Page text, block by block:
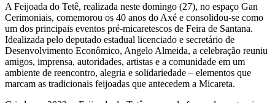
A Feijoada do Tetê, realizada neste domingo (27), no espaço Gan
Cerimoniais, comemorou os 40 anos do Axé e consolidou-se como
um dos principais eventos pré-micaretescos de Feira de Santana.
Idealizada pelo deputado estadual licenciado e secretário de
Desenvolvimento Econômico, Angelo Almeida, a celebração reuniu
amigos, imprensa, autoridades, artistas e a comunidade em um
ambiente de reencontro, alegria e solidariedade – elementos que
marcam as tradicionais feijoadas que antecedem a Micareta.